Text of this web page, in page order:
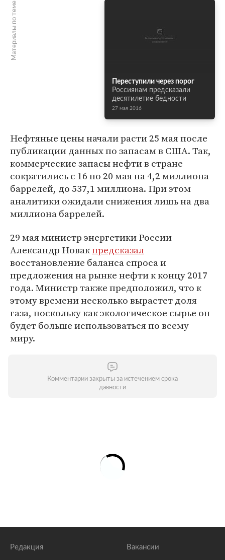
Материалы по теме
Переступили через порог
Россиянам предсказали
десятилетие бедности
27 мая 2016
Нефтяные цены начали расти 25 мая после
публикации данных по запасам в США. Так,
коммерческие запасы нефти в стране
сократились с 16 по 20 мая на 4,2 миллиона
баррелей, до 537,1 миллиона. При этом
аналитики ожидали снижения лишь на два
миллиона баррелей.
29 мая министр энергетики России
Александр Новакпредсказал
восстановление баланса спроса и
предложения на рынке нефти к концу 2017
года. Министр также предположил, что к
этому времени несколько вырастет доля
газа, поскольку как экологическое сырье он
будет больше использоваться по всему
миру.
Комментарии закрыты за истечением срока
давности
Редакция Вакансии